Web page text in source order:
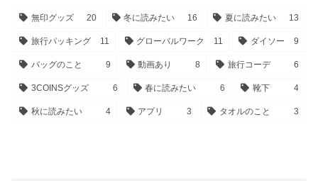
無印グッズ 20 冬に読みたい 16 夏に読みたい 13
旅行パッキング 11 グローバルワーク 11 ダイソー 9
バッグのこと 9 動画あり 8 旅行コーデ 6
3COINSグッズ 6 春に読みたい 6 靴下 4
秋に読みたい 4 アプリ 3 タオルのこと 3